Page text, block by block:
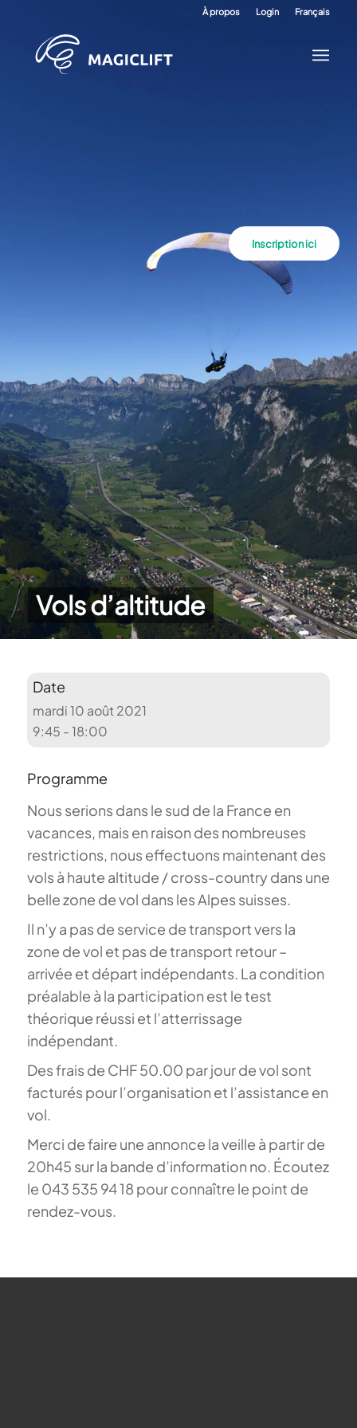
À propos Login Français
Vols d’altitude
Inscription ici
Date
mardi 10 août 2021
9:45 - 18:00
Programme
Nous serions dans le sud de la France en
vacances, mais en raison des nombreuses
restrictions, nous effectuons maintenant des
vols à haute altitude / cross-country dans une
belle zone de vol dans les Alpes suisses.
Il n’y a pas de service de transport vers la
zone de vol et pas de transport retour –
arrivée et départ indépendants. La condition
préalable à la participation est le test
théorique réussi et l’atterrissage
indépendant.
Des frais de CHF 50.00 par jour de vol sont
facturés pour l’organisation et l’assistance en
vol.
Merci de faire une annonce la veille à partir de
20h45 sur la bande d’information no. Écoutez
le 043 535 94 18 pour connaître le point de
rendez-vous.